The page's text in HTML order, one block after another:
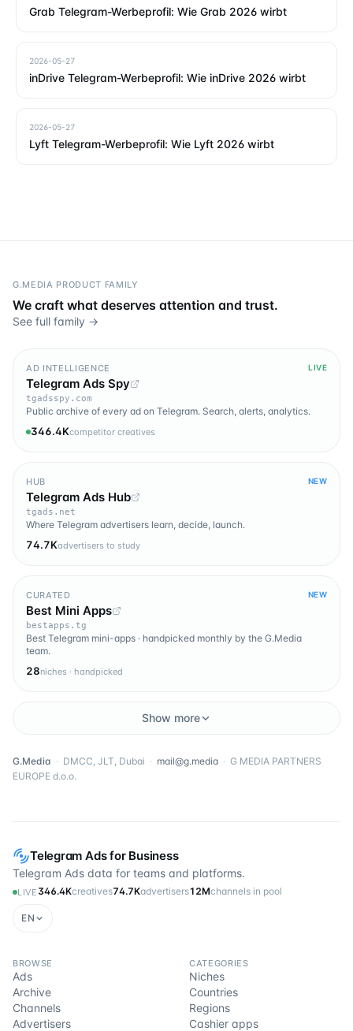
Grab Telegram-Werbeprofil: Wie Grab 2026 wirbt
2026-05-27
inDrive Telegram-Werbeprofil: Wie inDrive 2026 wirbt
2026-05-27
Lyft Telegram-Werbeprofil: Wie Lyft 2026 wirbt
Telegram Ads for Business
Telegram Ads data for teams and platforms.
LIVE 346.4Kcreatives74.7Kadvertisers12Mchannels in pool
EN
BROWSE
Ads
Archive
Channels
Advertisers
CATEGORIES
Niches
Countries
Regions
Cashier apps
G.MEDIA PRODUCT FAMILY
We craft what deserves attention and trust.
See full family →
AD INTELLIGENCE LIVE
Telegram Ads Spy
tgadsspy.com
Public archive of every ad on Telegram. Search, alerts, analytics.
346.4Kcompetitor creatives
HUB NEW
Telegram Ads Hub
tgads.net
Where Telegram advertisers learn, decide, launch.
74.7Kadvertisers to study
CURATED NEW
Best Mini Apps
bestapps.tg
Best Telegram mini-apps · handpicked monthly by the G.Media
team.
28niches · handpicked
Show more
G.Media · DMCC, JLT, Dubai · mail@g.media · G MEDIA PARTNERS
EUROPE d.o.o.